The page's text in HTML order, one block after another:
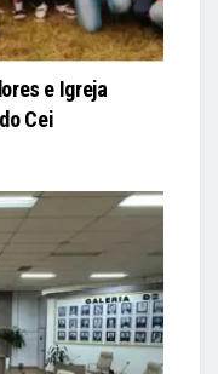
e Igreja
Cei